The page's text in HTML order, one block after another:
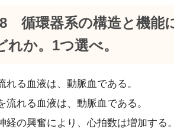
循環器系の構造と機能
れか。1つ選べ。
れる血液は、動脈血である。
流れる血液は、動脈血である。
経の興奮により、心拍数は増加する。